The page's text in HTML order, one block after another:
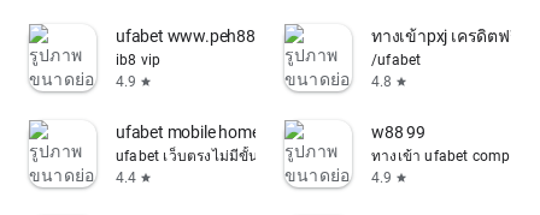
ufabet www.peh888.com 🔥
ib8 vip
4.9 star
ทางเข้าpxj เครดิตฟรี
/ufabet
4.8 star
ufabet mobile home app
ufabet เว็บตรงไม่มีขั้นต่ํา
4.4 star
w88 99
ทางเข้า ufabet company
4.9 star